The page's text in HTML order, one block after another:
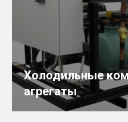
Холодильные
агрегаты